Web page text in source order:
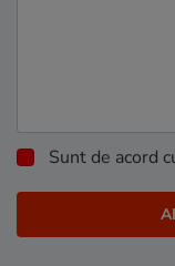
Sunt de acord